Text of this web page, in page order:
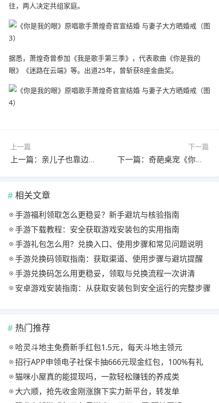
往，两人决定共组家庭。
据悉，萧煌奇曾参加《我是歌手第三季》，代表歌曲《你是我的
眼》《迷路在云端》等。出道25年，曾斩获8座金曲奖。
上一篇
上一篇：亲儿子也靠边儿!曝索尼押宝GTA6：全线产品为其让路
下一篇
下一篇：奇葩桌宠《你妈》热度不减：同时在线超3000 Steam好评如潮
相关文章
手游福利领取怎么更稳妥？新手避坑与核验指南
手游下载教程：安全获取游戏安装包的实用指南
手游礼包怎么用？兑换入口、使用步骤和常见问题说明
手游兑换码领取指南：获取渠道、使用步骤与避坑提醒
手游兑换码怎么用更稳妥，领取与兑换流程一次讲清
安卓游戏安装指南：从获取安装包到安全运行的完整步骤
热门推荐
哈灵斗地主免费新手红包1.5元，每天斗地主领元
招行APP申领电子社保卡抽666元现金红包，100%有礼
猫咪小屋真的能提现吗，一款轻松赚钱的养成类
大六顺，抢先收金刚涨旗下实力新平台，转发单